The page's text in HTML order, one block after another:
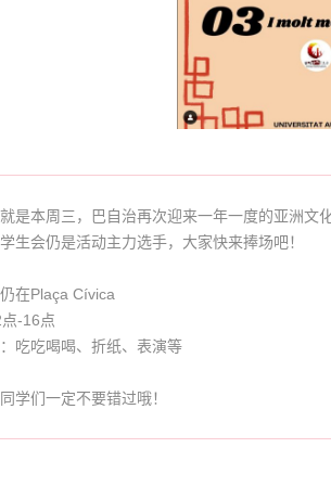
是本周三，巴自治再次迎来一年一度的亚洲文
生会仍是活动主力选手，大家快来捧场吧！
在Plaça Cívica
-16点
吃吃喝喝、折纸、表演等
学们一定不要错过哦！